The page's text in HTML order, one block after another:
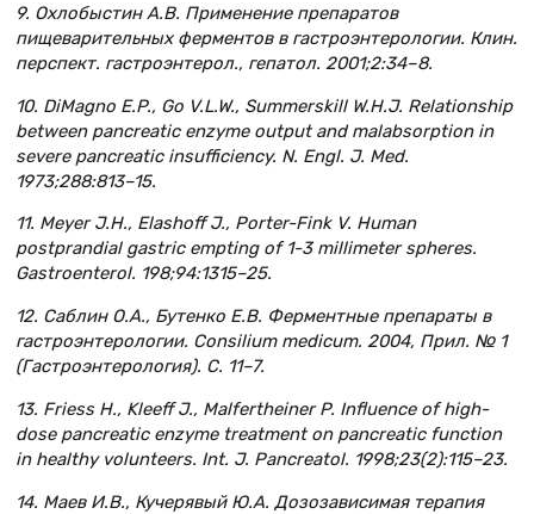
9. Охлобыстин А.В. Применение препаратов
пищеварительных ферментов в гастроэнтерологии. Клин.
перспект. гастроэнтерол., гепатол. 2001;2:34–8.
10. DiMagno E.P., Go V.L.W., Summerskill W.H.J. Relationship
between pancreatic enzyme output and malabsorption in
severe pancreatic insufficiency. N. Engl. J. Med.
1973;288:813–15.
11. Meyer J.H., Elashoff J., Porter-Fink V. Human
postprandial gastric empting of 1-3 millimeter spheres.
Gastroenterol. 198;94:1315–25.
12. Саблин О.А., Бутенко Е.В. Ферментные препараты в
гастроэнтерологии. Consilium medicum. 2004, Прил. № 1
(Гастроэнтерология). С. 11–7.
13. Friess H., Kleeff J., Malfertheiner P. Influence of high-
dose pancreatic enzyme treatment on pancreatic function
in healthy volunteers. Int. J. Pancreatol. 1998;23(2):115–23.
14. Маев И.В., Кучерявый Ю.А. Дозозависимая терапия